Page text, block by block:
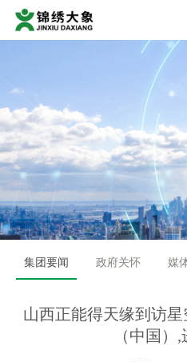
集团要闻 政府关怀 媒
山西正能得天缘到访
（中国）